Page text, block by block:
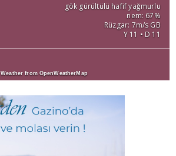
gök gürültülü hafif yağmurlu
nem: 67%
Rüzgar: 7m/s GB
Y 11 • D 11
Weather from OpenWeatherMap